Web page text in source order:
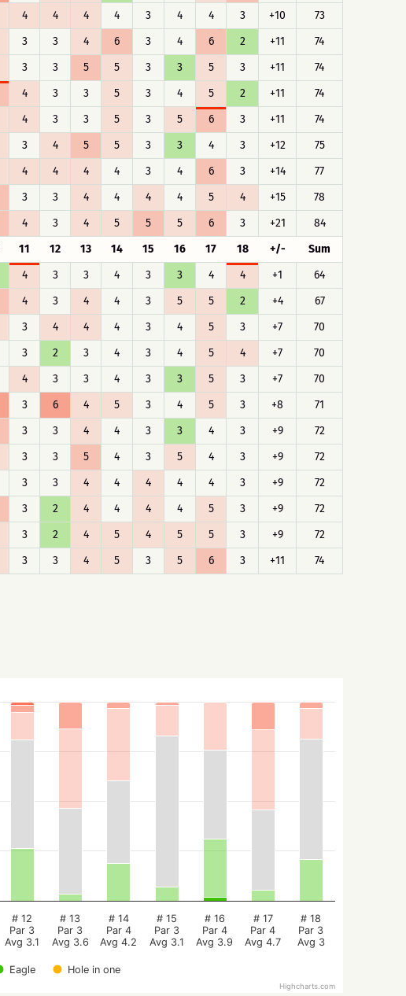
4 4 4 4 3 4 4 3 +10
73
3 3 4 6 3 4 6 2 +11
74
3 3 5 5 3 3 5 3 +11
74
4 3 3 5 3 4 5 2 +11
74
4 3 3 5 3 5 6 3 +11
74
3 4 5 5 3 3 4 3 +12
75
4 4 4 4 3 4 6 3 +14
77
3 3 4 4 4 4 5 4 +15
78
4 3 4 5 5 5 6 3 +21
84
11 12 13 14 15 16 17 18 +/-
Sum
4 3 3 4 3 3 4 4 +1
64
4 3 4 4 3 5 5 2 +4
67
3 4 4 4 3 4 5 3 +7
70
3 2 3 4 3 4 5 4 +7
70
4 3 3 4 3 3 5 3 +7
70
3 6 4 5 3 4 5 3 +8
71
3 3 4 4 3 3 4 3 +9
72
3 3 5 4 3 5 4 3 +9
72
3 3 4 4 4 4 4 3 +9
72
3 2 4 4 4 4 5 3 +9
72
3 2 4 5 4 5 5 3 +9
72
3 3 4 5 3 5 6 3 +11 74
Eagle Hole in one
# 12
Par 3
Avg 3.1
# 13
Par 3
Avg 3.6
# 14
Par 4
Avg 4.2
# 15
Par 3
Avg 3.1
# 16
Par 4
Avg 3.9
# 17
Par 4
Avg 4.7
# 18
Par 3
Avg 3
Highcharts.com